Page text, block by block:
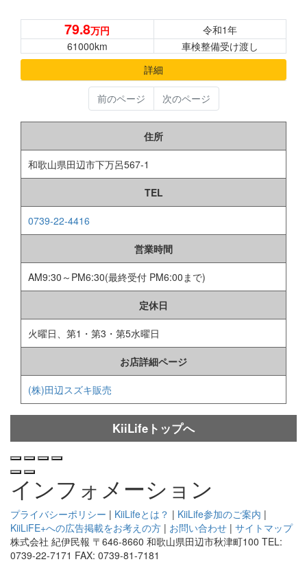
79.8万円
令和1年
61000km
車検整備受け渡し
詳細
前のページ 次のページ
住所
和歌山県田辺市下万呂567-1
TEL
0739-22-4416
営業時間
AM9:30～PM6:30(最終受付 PM6:00まで)
定休日
火曜日、第1・第3・第5水曜日
お店詳細ページ
(株)田辺スズキ販売
KiiLifeトップへ
インフォメーション
プライバシーポリシー | KiiLifeとは？ | KiiLife参加のご案内 |
KiiLiFE+への広告掲載をお考えの方 | お問い合わせ | サイトマップ
株式会社 紀伊民報 〒646-8660 和歌山県田辺市秋津町100 TEL:
0739-22-7171 FAX: 0739-81-7181